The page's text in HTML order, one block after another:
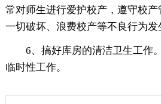
常对师生进行爱护校产，遵守校
一切破坏、浪费校产等不良行为发
6、搞好库房的清洁卫生工作
临时性工作。